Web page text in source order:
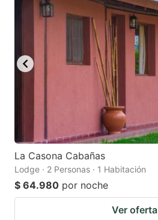
La Casona Cabañas
Lodge · 2 Personas · 1 Habitación
$ 64.980 por noche
Ver oferta